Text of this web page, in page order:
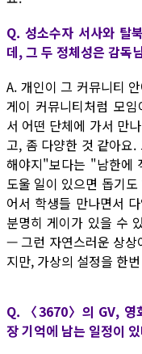
Q. 성소수자 서사와 탈
데, 그 두 정체성은 감독
A. 개인이 그 커뮤니티
게이 커뮤니티처럼 모
서 어떤 단체에 가서 만
고, 좀 다양한 것 같아요
해야지"보다는 "남한에
도울 일이 있으면 돕기
어서 학생들 만나면서
분명히 게이가 있을 수
— 그런 자연스러운 상상
지만, 가상의 설정을 한
Q. 〈3670〉의 GV, 영
장 기억에 남는 일정이